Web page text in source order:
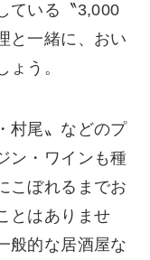
ている〝3,000
と一緒に、おい
う。
村尾〟などのプ
ン・ワインも種
こぼれるまでお
とはありませ
般的な居酒屋な